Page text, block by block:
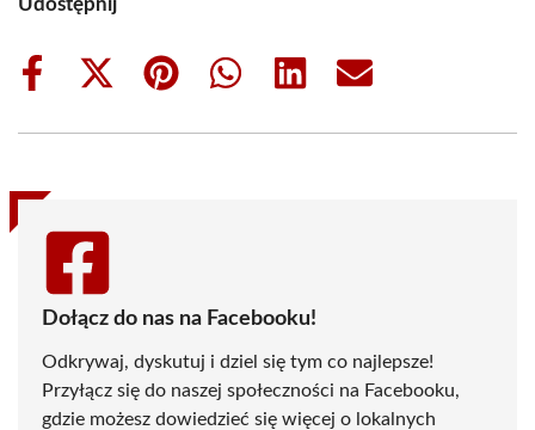
Udostępnij
Share
Share
(Twitter)
Share
Share
Share
Share
Dołącz do nas na Facebooku!
Odkrywaj, dyskutuj i dziel się tym co najlepsze!
Przyłącz się do naszej społeczności na Facebooku,
gdzie możesz dowiedzieć się więcej o lokalnych